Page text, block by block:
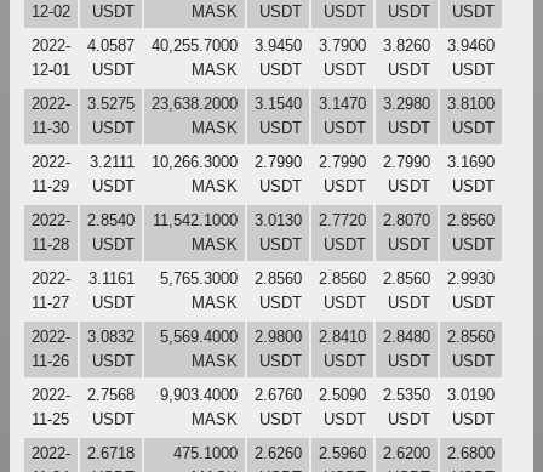
12-02
USDT
MASK
USDT
USDT
USDT
USDT
2022-
12-01
4.0587
USDT
40,255.7000
MASK
3.9450
USDT
3.7900
USDT
3.8260
USDT
3.9460
USDT
2022-
11-30
3.5275
USDT
23,638.2000
MASK
3.1540
USDT
3.1470
USDT
3.2980
USDT
3.8100
USDT
2022-
11-29
3.2111
USDT
10,266.3000
MASK
2.7990
USDT
2.7990
USDT
2.7990
USDT
3.1690
USDT
2022-
11-28
2.8540
USDT
11,542.1000
MASK
3.0130
USDT
2.7720
USDT
2.8070
USDT
2.8560
USDT
2022-
11-27
3.1161
USDT
5,765.3000
MASK
2.8560
USDT
2.8560
USDT
2.8560
USDT
2.9930
USDT
2022-
11-26
3.0832
USDT
5,569.4000
MASK
2.9800
USDT
2.8410
USDT
2.8480
USDT
2.8560
USDT
2022-
11-25
2.7568
USDT
9,903.4000
MASK
2.6760
USDT
2.5090
USDT
2.5350
USDT
3.0190
USDT
2022-
2.6718
475.1000
2.6260
2.5960
2.6200
2.6800